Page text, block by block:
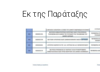
Εκ της Παράταξης